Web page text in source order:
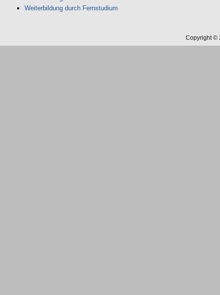
Weiterbildung durch Fernstudium
Copyright ©